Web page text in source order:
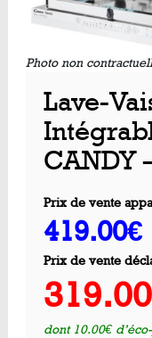
Photo non
Lave-
CANDY
Prix de vente
419.00€
Prix de vente
dont 10.00€